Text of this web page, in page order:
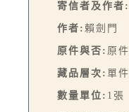
寄信者及作者:
作者: 賴劍門
原件與否: 原件
藏品層次: 單件
數量單位: 1張